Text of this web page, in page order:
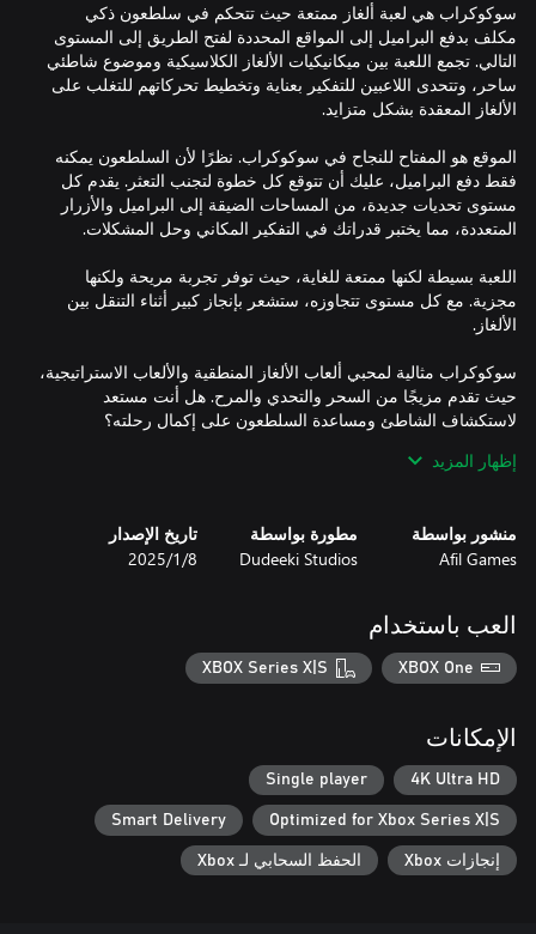
سوكوكراب هي لعبة ألغاز ممتعة حيث تتحكم في سلطعون ذكي
مكلف بدفع البراميل إلى المواقع المحددة لفتح الطريق إلى المستوى
التالي. تجمع اللعبة بين ميكانيكيات الألغاز الكلاسيكية وموضوع شاطئي
ساحر، وتتحدى اللاعبين للتفكير بعناية وتخطيط تحركاتهم للتغلب على
الموقع هو المفتاح للنجاح في سوكوكراب. نظرًا لأن السلطعون يمكنه
فقط دفع البراميل، عليك أن تتوقع كل خطوة لتجنب التعثر. يقدم كل
مستوى تحديات جديدة، من المساحات الضيقة إلى البراميل والأزرار
اللعبة بسيطة لكنها ممتعة للغاية، حيث توفر تجربة مريحة ولكنها
مجزية. مع كل مستوى تتجاوزه، ستشعر بإنجاز كبير أثناء التنقل بين
سوكوكراب مثالية لمحبي ألعاب الألغاز المنطقية والألعاب الاستراتيجية،
حيث تقدم مزيجًا من السحر والتحدي والمرح. هل أنت مستعد
إظهار المزيد
منشور بواسطة
Afil Games
مطورة بواسطة
Dudeeki Studios
تاريخ الإصدار
8‏/1‏/2025
العب باستخدام
XBOX One
XBOX Series X|S
الإمكانات
4K Ultra HD
Single player
Optimized for Xbox Series X|S
Smart Delivery
إنجازات Xbox الحفظ السحابي لـ Xbox